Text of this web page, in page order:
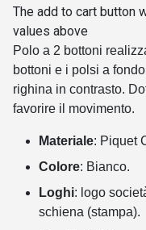
The add to cart button
values above
Polo a 2 bottoni
bottoni e i polsi a
righina in contrasto.
favorire il movimento.
Materiale: Piquet
Colore: Bianco.
Loghi: logo
schiena (stampa).